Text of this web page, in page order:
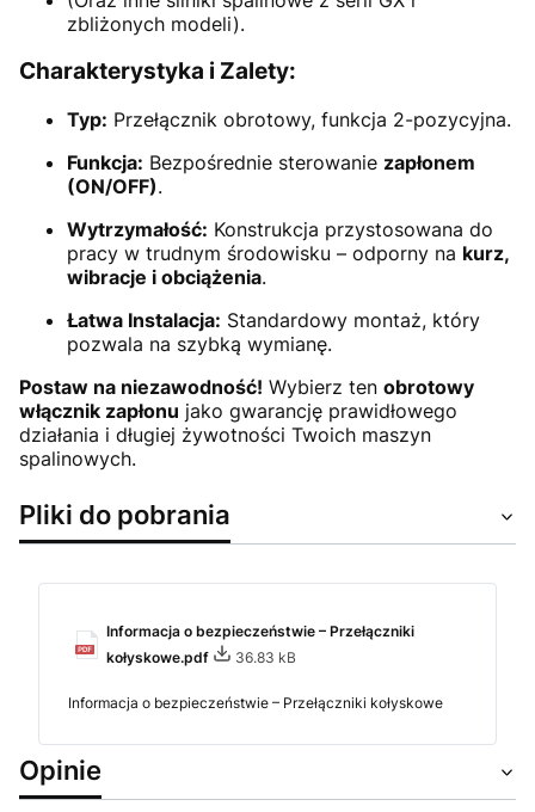
zbliżonych modeli).
Charakterystyka i Zalety:
Typ: Przełącznik obrotowy, funkcja 2-pozycyjna.
Funkcja: Bezpośrednie sterowanie zapłonem
(ON/OFF).
Wytrzymałość: Konstrukcja przystosowana do
pracy w trudnym środowisku – odporny na kurz,
wibracje i obciążenia.
Łatwa Instalacja: Standardowy montaż, który
pozwala na szybką wymianę.
Postaw na niezawodność! Wybierz ten obrotowy
włącznik zapłonu jako gwarancję prawidłowego
działania i długiej żywotności Twoich maszyn
spalinowych.
Pliki do pobrania
Informacja o bezpieczeństwie – Przełączniki
kołyskowe.pdf
36.83 kB
Informacja o bezpieczeństwie – Przełączniki kołyskowe
Opinie